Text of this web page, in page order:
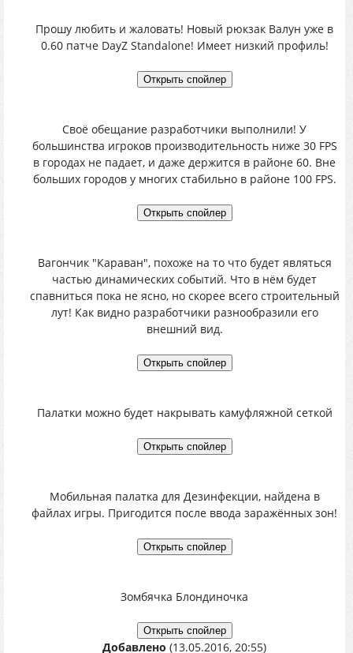
Прошу любить и жаловать! Новый рюкзак Валун уже в
0.60 патче DayZ Standalone! Имеет низкий профиль!
Своё обещание разработчики выполнили! У
большинства игроков производительность ниже 30 FPS
в городах не падает, и даже держится в районе 60. Вне
больших городов у многих стабильно в районе 100 FPS.
Вагончик "Караван", похоже на то что будет являться
частью динамических событий. Что в нём будет
спавниться пока не ясно, но скорее всего строительный
лут! Как видно разработчики разнообразили его
внешний вид.
Палатки можно будет накрывать камуфляжной сеткой
Мобильная палатка для Дезинфекции, найдена в
файлах игры. Пригодится после ввода заражённых зон!
Зомбячка Блондиночка
Добавлено (13.05.2016, 20:55)